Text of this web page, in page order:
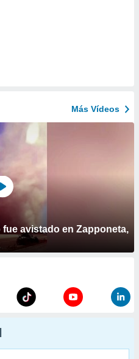
Más Vídeos
avistado en Zapponeta,